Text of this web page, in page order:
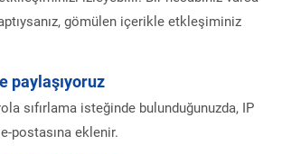
gömülen içerikle etkleşiminiz
paylaşıyoruz
sıfırlama isteğinde bulunduğunuzda, IP
postasına eklenir.